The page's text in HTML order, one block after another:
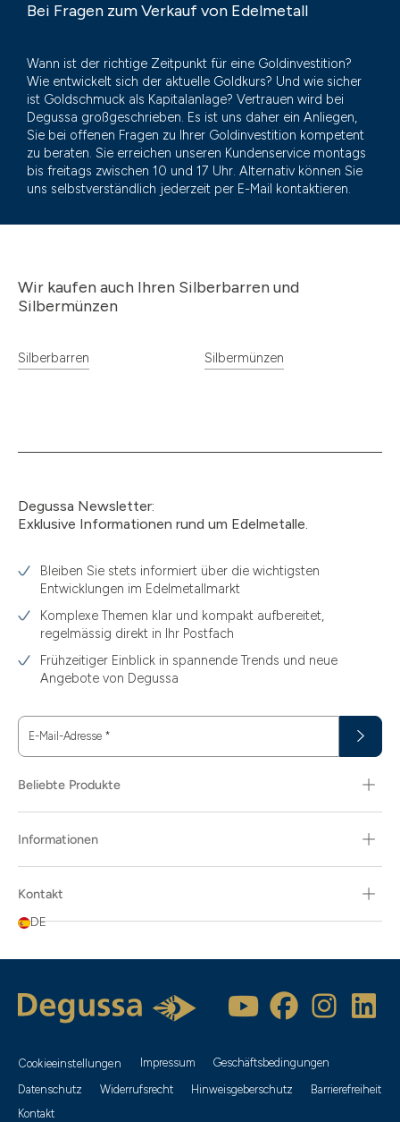
Bei Fragen zum Verkauf von Edelmetall
Wann ist der richtige Zeitpunkt für eine Goldinvestition?
Wie entwickelt sich der aktuelle Goldkurs? Und wie sicher
ist Goldschmuck als Kapitalanlage? Vertrauen wird bei
Degussa großgeschrieben. Es ist uns daher ein Anliegen,
Sie bei offenen Fragen zu Ihrer Goldinvestition kompetent
zu beraten. Sie erreichen unseren Kundenservice montags
bis freitags zwischen 10 und 17 Uhr. Alternativ können Sie
uns selbstverständlich jederzeit per E-Mail kontaktieren.
Wir kaufen auch Ihren Silberbarren und
Silbermünzen
Silberbarren Silbermünzen
Degussa Newsletter:
Exklusive Informationen rund um Edelmetalle.
Bleiben Sie stets informiert über die wichtigsten
Entwicklungen im Edelmetallmarkt
Komplexe Themen klar und kompakt aufbereitet,
regelmässig direkt in Ihr Postfach
Frühzeitiger Einblick in spannende Trends und neue
Angebote von Degussa
E-Mail-Adresse *
Beliebte Produkte
Informationen
Kontakt
DE
Cookieeinstellungen Impressum
Geschäftsbedingungen
Datenschutz
Widerrufsrecht Hinweisgeberschutz
Barrierefreiheit
Kontakt